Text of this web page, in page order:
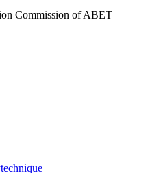
Commission of ABET